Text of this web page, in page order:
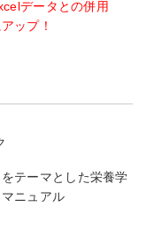
データとの併用
ップ！
テーマとした栄養学
ニュアル